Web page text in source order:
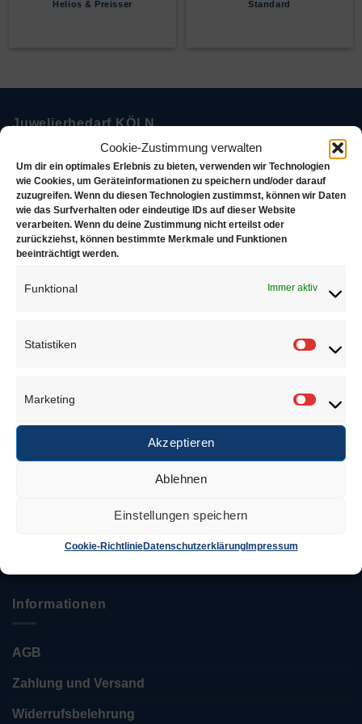
Cookie-Zustimmung verwalten
Um dir ein optimales Erlebnis zu bieten, verwenden wir Technologien
wie Cookies, um Geräteinformationen zu speichern und/oder darauf
zuzugreifen. Wenn du diesen Technologien zustimmst, können wir Daten
wie das Surfverhalten oder eindeutige IDs auf dieser Website
verarbeiten. Wenn du deine Zustimmung nicht erteilst oder
zurückziehst, können bestimmte Merkmale und Funktionen
beeinträchtigt werden.
Funktional Immer aktiv
Statistiken
Marketing
Akzeptieren
Ablehnen
Einstellungen speichern
Cookie-RichtlinieDatenschutzerklärungImpressum
Helios & Preisser Standard
Juwelierbedarf KÖLN
Juwelierbedarf KÖLN und seine operativen Einheiten
in Deutschland sind in ein weltweites Netzwerk von
Unternehmen eingebunden, die sich alle demselben
Ziel verschrieben haben. Konsequente Orientierung an
den Bedürfnissen des Kunden.
Über uns
Juwelierbedarf KÖLN
info@juwelierbedarf-koeln.de
Informationen
AGB
Zahlung und Versand
Widerrufsbelehrung